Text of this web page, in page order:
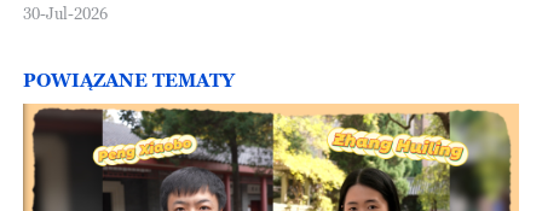
30-Jul-2026
POWIĄZANE TEMATY